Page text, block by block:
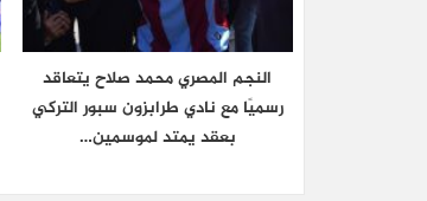
النجم المصري محمد صلاح يتعاقد
رسميًا مع نادي طرابزون سبور التركي
بعقد يمتد لموسمين…